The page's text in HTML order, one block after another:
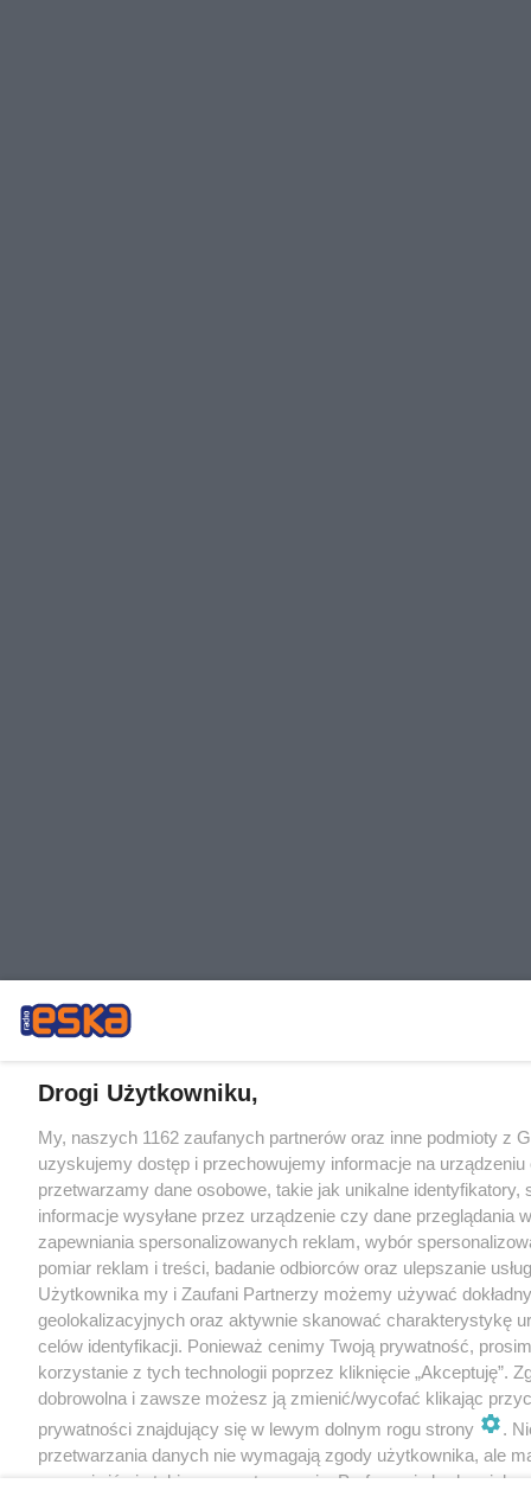
Drogi Użytkowniku,
My, naszych 1162 zaufanych partnerów oraz inne podmioty z
uzyskujemy dostęp i przechowujemy informacje na urządzeniu
przetwarzamy dane osobowe, takie jak unikalne identyfikatory,
informacje wysyłane przez urządzenie czy dane przeglądania
zapewniania spersonalizowanych reklam, wybór
pomiar reklam i treści, badanie odbiorców oraz ulepszanie
Użytkownika my i Zaufani Partnerzy możemy używać
geolokalizacyjnych oraz aktywnie skanować charakterystykę
celów identyfikacji. Ponieważ cenimy Twoją prywatność,
korzystanie z tych technologii poprzez kliknięcie „Akceptuję”.
dobrowolna i zawsze możesz ją zmienić/wycofać klikając
prywatności znajdujący się w lewym dolnym rogu strony
.
przetwarzania danych nie wymagają zgody użytkownika, ale
sprzeciwić się takiemu przetwarzaniu. Preferencje będą miały